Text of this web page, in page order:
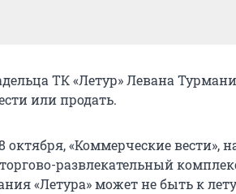
ТК «Летур» Левана
или продать.
«Коммерческие вести»,
развлекательный
«Летура» может не быть к лету